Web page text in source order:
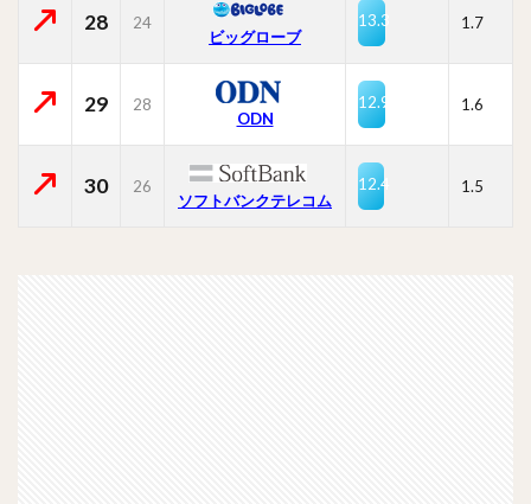
28 24
ビッグローブ
13.3 1.7
29 28
ODN
12.9 1.6
30 26
ソフトバンクテレコム
12.4 1.5